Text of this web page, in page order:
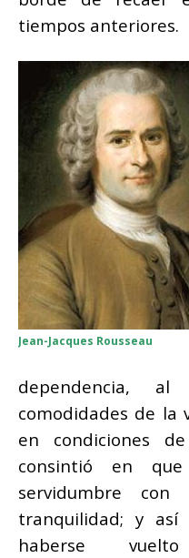
tiempos anteriores.
Jean-Jacques Rousseau
dependencia,
comodidades de la
en condiciones
consintió en
servidumbre
tranquilidad; y
haberse